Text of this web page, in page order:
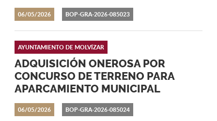
06/05/2026 BOP-GRA-2026-085023
06/05/2026
ADQUISICIÓN ONEROSA POR
CONCURSO DE TERRENO PARA
APARCAMIENTO MUNICIPAL
AYUNTAMIENTO DE MOLVÍZAR
BOP-GRA-2026-085024